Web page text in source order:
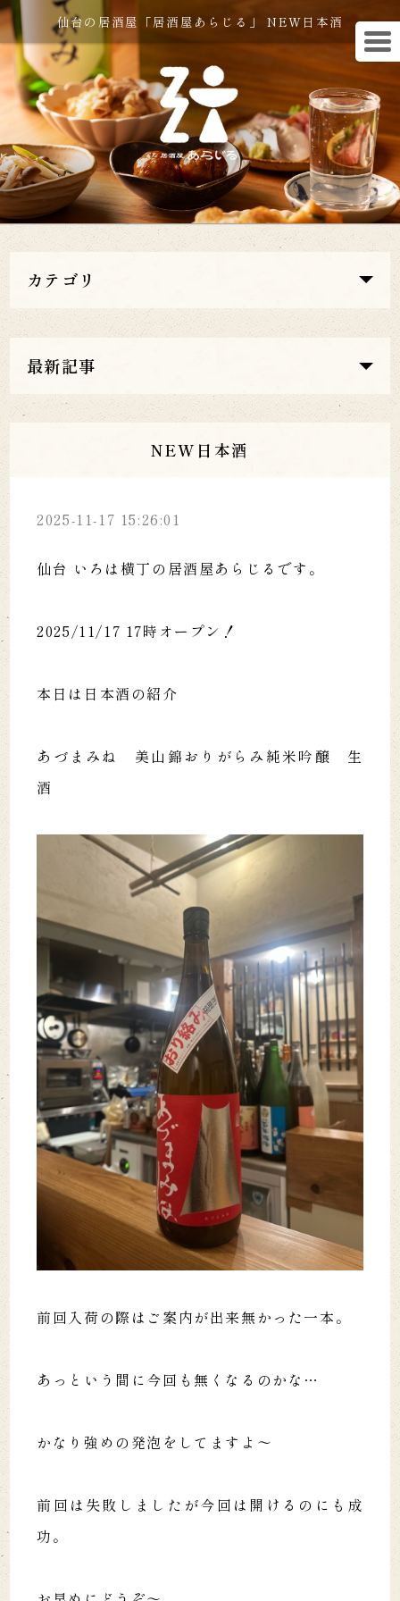
仙台の居酒屋「居酒屋あらじる」 NEW日本酒
カテゴリ
最新記事
NEW日本酒
2025-11-17 15:26:01
仙台 いろは横丁の居酒屋あらじるです。
2025/11/17 17時オープン！
本日は日本酒の紹介
あづまみね 美山錦おりがらみ純米吟醸 生
酒
前回入荷の際はご案内が出来無かった一本。
あっという間に今回も無くなるのかな…
かなり強めの発泡をしてますよ〜
前回は失敗しましたが今回は開けるのにも成
功。